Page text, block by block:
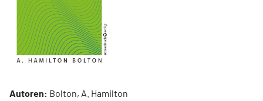
Autoren: Bolton, A. Hamilton